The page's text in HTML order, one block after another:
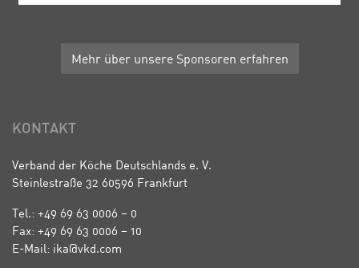
Mehr über unsere Sponsoren erfahren
KONTAKT
Verband der Köche Deutschlands e. V.
Steinlestraße 32 60596 Frankfurt
Tel.: +49 69 63 0006 – 0
Fax: +49 69 63 0006 – 10
E-Mail: ika@vkd.com